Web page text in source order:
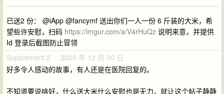
已送2 份： @iApp @fancymf 送出你们一人一份 6 斤装的大米，希
望些许安慰，扫码 https://imgur.com/a/V4rHuQz 说明来意，并提供
Id 登录后截图防止冒领
Supplement 2 · 2025 年 12 月 30 日
好多令人感动的故事，有人还是在医院回复的。
不知道要说啥好，什么送大米什么安慰也是无力，就让这个帖子静静